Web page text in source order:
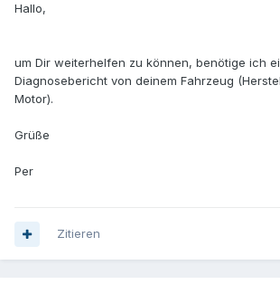
Hallo,
um Dir weiterhelfen zu können, benötige ich
Diagnosebericht von deinem Fahrzeug
Motor).
Grüße
Per
Zitieren